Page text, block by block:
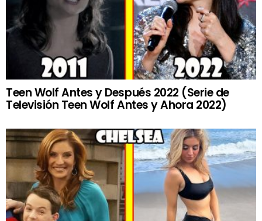
Teen Wolf Antes y Después 2022 (Serie de
Televisión Teen Wolf Antes y Ahora 2022)